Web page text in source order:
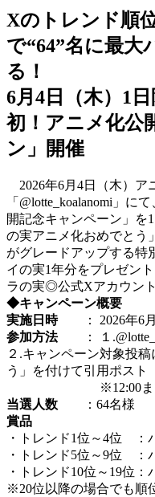
Xのトレンド順
で“64”名に最大
る！
6月4日（木）1
初！アニメ化公
ン」開催
2026年6月4日（木）ア
「@lotte_koalanomi」に
開記念キャンペーン」を
の実アニメ化おめでとう
がグレードアップする特
イの実1年分をプレゼン
ラの実◎公式Xアカウン
◆キャンペーン概要
実施日時
： 2026年6
参加方法
： １
２.キャンペーン対象投
う」を付けて引用ポスト
※12:00までに応
当選人数 ：64名様
賞品
・トレンド1位～4位 ：
・トレンド5位～9位 ：
・トレンド10位～19位：
※20位以降の場合でも順